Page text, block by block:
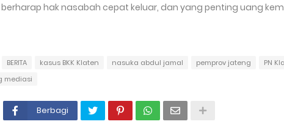
berharap hak nasabah cepat keluar, dan yang penting uang
BERITA kasus BKK Klaten nasuka abdul jamal pemprov jateng
PN
mediasi
Berbagi